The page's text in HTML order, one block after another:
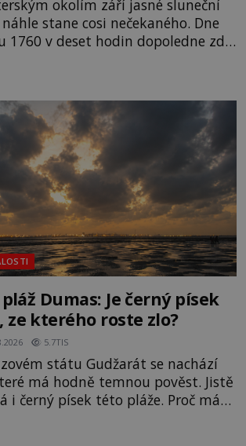
okolím září jasné sluneční
stane cosi nečekaného. Dne
1760 v deset hodin dopoledne zde
historicky doloženému
klam, nebo se zde skutečně
loď
Dumas: Je černý písek
ze kterého roste zlo?
5.7TIS
státu Gudžarát se nachází
má hodně temnou pověst. Jistě
i černý písek této pláže. Proč má
Nakolik jsou
že zde došlo k nevysvětlitelným